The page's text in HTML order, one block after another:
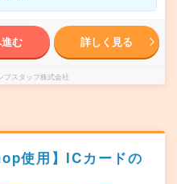
む 詳しく見る
プスタッフ株式会社
使用】ICカードの